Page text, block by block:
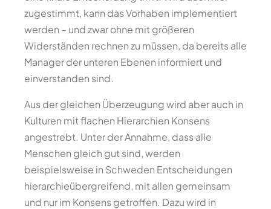
zugestimmt, kann das Vorhaben implementiert
werden – und zwar ohne mit größeren
Widerständen rechnen zu müssen, da bereits alle
Manager der unteren Ebenen informiert und
einverstanden sind.
Aus der gleichen Überzeugung wird aber auch in
Kulturen mit flachen Hierarchien Konsens
angestrebt. Unter der Annahme, dass alle
Menschen gleich gut sind, werden
beispielsweise in Schweden Entscheidungen
hierarchieübergreifend, mit allen gemeinsam
und nur im Konsens getroffen. Dazu wird in